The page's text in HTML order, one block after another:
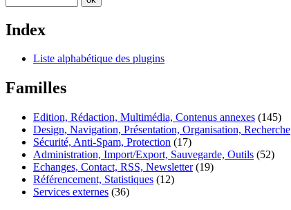
Index
Liste alphabétique des plugins
Familles
Edition, Rédaction, Multimédia, Contenus annexes (145)
Design, Navigation, Présentation, Organisation, Recherche
Sécurité, Anti-Spam, Protection (17)
Administration, Import/Export, Sauvegarde, Outils (52)
Echanges, Contact, RSS, Newsletter (19)
Référencement, Statistiques (12)
Services externes (36)